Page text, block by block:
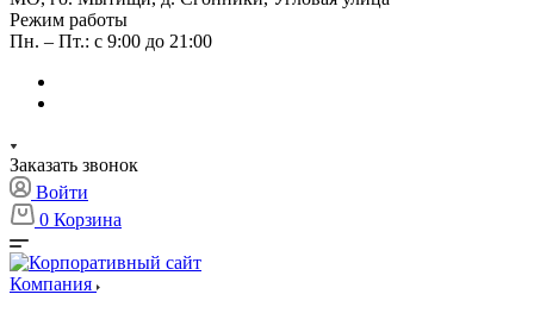
Режим работы
Пн. – Пт.: с 9:00 до 21:00
Заказать звонок
Войти
0 Корзина
Компания